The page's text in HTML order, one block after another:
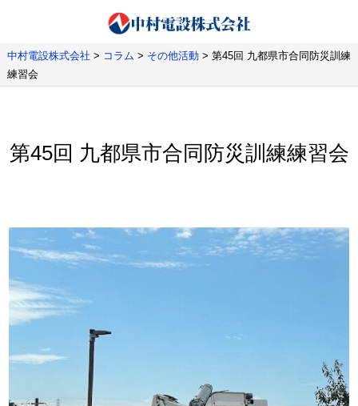
中村電設株式会社 > コラム > その他活動> 第45回 九都県市合同防災訓練
練習会
第45回 九都県市合同防災訓練練習会